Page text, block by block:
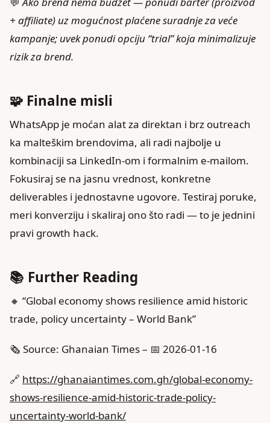
+ affiliate) uz mogućnost plaćene suradnje za veće
kampanje; uvek ponudi opciju “trial” koja minimalizuje
rizik za brend.
🧩 Finalne misli
WhatsApp je moćan alat za direktan i brz outreach
ka malteškim brendovima, ali radi najbolje u
kombinaciji sa LinkedIn‑om i formalnim e‑mailom.
Fokusiraj se na jasnu vrednost, konkretne
deliverables i jednostavne ugovore. Testiraj poruke,
meri konverziju i skaliraj ono što radi — to je jednini
pravi growth hack.
📚 Further Reading
🔸 “Global economy shows resilience amid historic
trade, policy uncertainty – World Bank”
🗞️ Source: Ghanaian Times – 📅 2026-01-16
🔗 https://ghanaiantimes.com.gh/global-economy-
shows-resilience-amid-historic-trade-policy-
uncertainty-world-bank/